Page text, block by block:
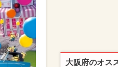
大阪府のオス